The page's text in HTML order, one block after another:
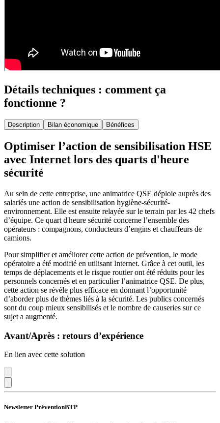
Détails techniques : comment ça
fonctionne ?
Description Bilan économique Bénéfices
Optimiser l’action de sensibilisation HSE
avec Internet lors des quarts d'heure
sécurité
Au sein de cette entreprise, une animatrice QSE déploie auprès des
salariés une action de sensibilisation hygiène-sécurité-
environnement. Elle est ensuite relayée sur le terrain par les 42 chefs
d’équipe. Ce quart d'heure sécurité concerne l’ensemble des
opérateurs : compagnons, conducteurs d’engins et chauffeurs de
camions.
Pour simplifier et améliorer cette action de prévention, le mode
opératoire a été modifié en utilisant Internet. Grâce à cet outil, les
temps de déplacements et le risque routier ont été réduits pour les
personnels concernés et en particulier l’animatrice QSE. De plus,
cette action se révèle plus efficace en donnant l’opportunité
d’aborder plus de thèmes liés à la sécurité. Les publics concernés
sont du coup mieux sensibilisés et le nombre de causeries sur ce
sujet a augmenté.
Avant/Après : retours d’expérience
En lien avec cette solution
Newsletter PréventionBTP